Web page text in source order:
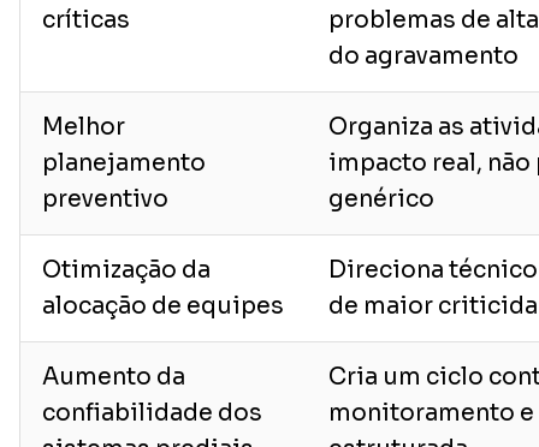
críticas
problemas de
do agravamento
Melhor
planejamento
preventivo
Organiza as
impacto real,
genérico
Otimização da
alocação de equipes
Direciona
de maior
Aumento da
confiabilidade dos
Cria um ciclo
monitoramento